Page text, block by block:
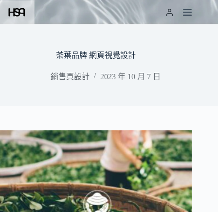
茶葉品牌 網頁視覺設計
銷售頁設計 2023 年 10 月 7 日